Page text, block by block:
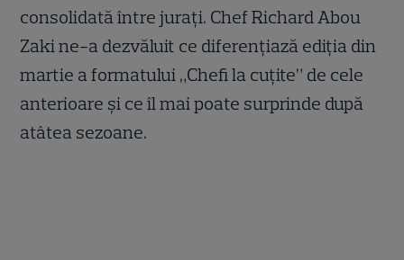
consolidată între jurați. Chef Richard Abou
Zaki ne-a dezvăluit ce diferențiază ediția din
martie a formatului „Chefi la cuțite” de cele
anterioare și ce îl mai poate surprinde după
atâtea sezoane.